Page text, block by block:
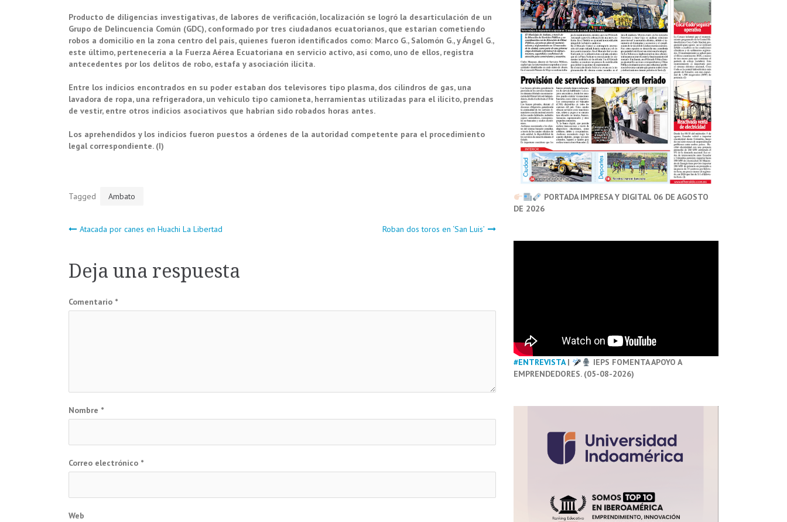
Producto de diligencias investigativas, de labores de verificación, localización se logró la desarticulación de un
Grupo de Delincuencia Común (GDC), conformado por tres ciudadanos ecuatorianos, que estarían cometiendo
robos a domicilio en la zona centro del país, quienes fueron identificados como: Marco G., Salomón G., y Ángel G.,
este último, pertenecería a la Fuerza Aérea Ecuatoriana en servicio activo, así como, uno de ellos, registra
antecedentes por los delitos de robo, estafa y asociación ilícita.
Entre los indicios encontrados en su poder estaban dos televisores tipo plasma, dos cilindros de gas, una
lavadora de ropa, una refrigeradora, un vehículo tipo camioneta, herramientas utilizadas para el ilícito, prendas
de vestir, entre otros indicios asociativos que habrían sido robados horas antes.
Los aprehendidos y los indicios fueron puestos a órdenes de la autoridad competente para el procedimiento
legal correspondiente. (I)
Tagged Ambato
Navegación
de
entradas
Atacada por canes en Huachi La Libertad Roban dos toros en ‘San Luis’
Deja una respuesta
Comentario *
Nombre *
Correo electrónico *
Web
PORTADA IMPRESA Y DIGITAL 06 DE AGOSTO
DE 2026
#ENTREVISTA|
IEPS FOMENTA APOYO A
EMPRENDEDORES. (05-08-2026)